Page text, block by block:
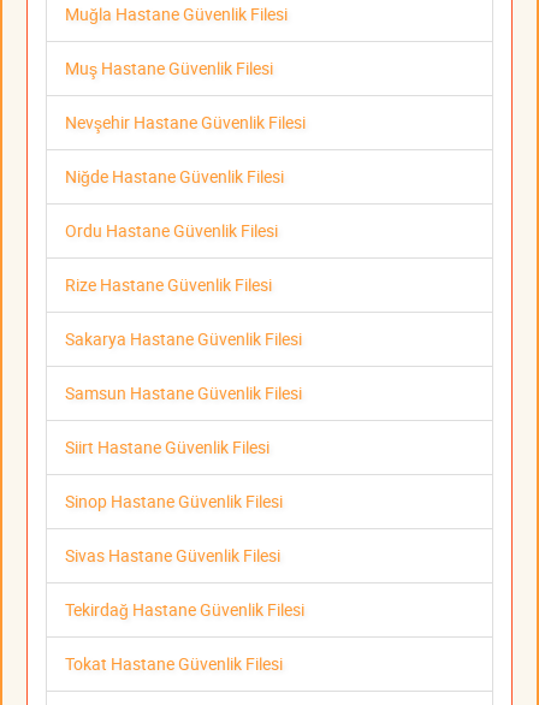
Muğla Hastane Güvenlik Filesi
Muş Hastane Güvenlik Filesi
Nevşehir Hastane Güvenlik Filesi
Niğde Hastane Güvenlik Filesi
Ordu Hastane Güvenlik Filesi
Rize Hastane Güvenlik Filesi
Sakarya Hastane Güvenlik Filesi
Samsun Hastane Güvenlik Filesi
Siirt Hastane Güvenlik Filesi
Sinop Hastane Güvenlik Filesi
Sivas Hastane Güvenlik Filesi
Tekirdağ Hastane Güvenlik Filesi
Tokat Hastane Güvenlik Filesi